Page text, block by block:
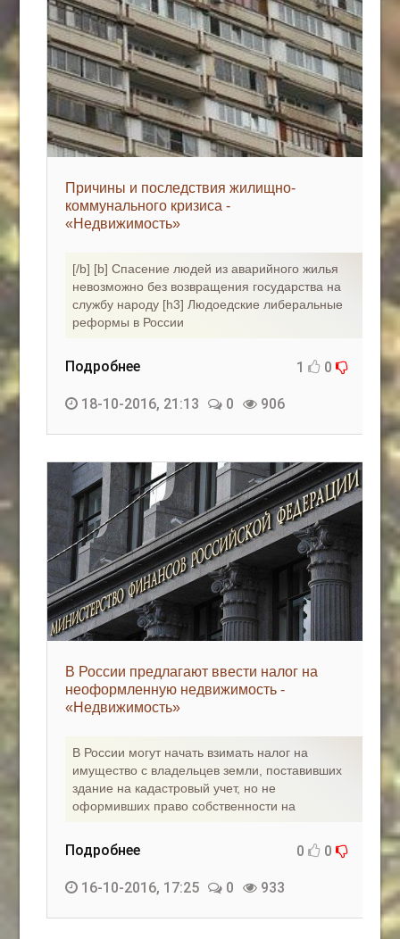
Причины и последствия жилищно-
коммунального кризиса -
«Недвижимость»
[/b] [b] Спасение людей из аварийного жилья
невозможно без возвращения государства на
службу народу [h3] Людоедские либеральные
реформы в России
Подробнее 1 0
18-10-2016, 21:13 0 906
В России предлагают ввести налог на
неоформленную недвижимость -
«Недвижимость»
В России могут начать взимать налог на
имущество с владельцев земли, поставивших
здание на кадастровый учет, но не
оформивших право собственности на
Подробнее 0 0
16-10-2016, 17:25 0 933